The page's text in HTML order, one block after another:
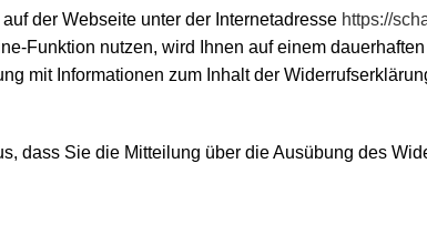
der Webseite unter der Internetadresse https://
Funktion nutzen, wird Ihnen auf einem
mit Informationen zum Inhalt der
dass Sie die Mitteilung über die Ausübung des